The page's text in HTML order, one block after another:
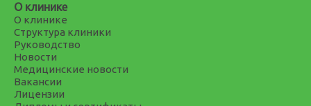
О клинике
О клинике
Структура клиники
Руководство
Новости
Медицинские новости
Вакансии
Лицензии